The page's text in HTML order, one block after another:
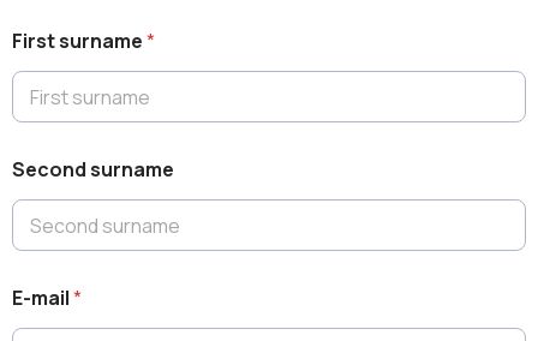
First surname*
Second surname
E-mail*